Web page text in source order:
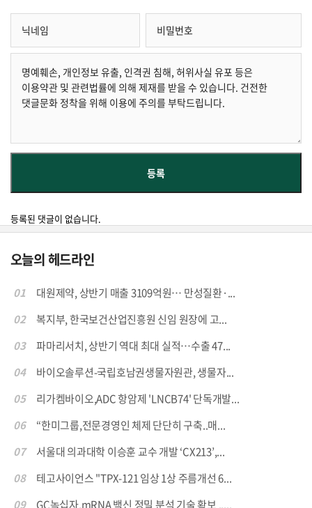
등록된 댓글이 없습니다.
오늘의 헤드라인
01
대원제약, 상반기 매출 3109억원… 만성질환·...
02
복지부, 한국보건산업진흥원 신임 원장에 고...
03
파마리서치, 상반기 역대 최대 실적…수출 47...
04
바이오솔루션-국립호남권생물자원관, 생물자...
05
리가켐바이오,ADC 항암제 'LNCB74' 단독개발...
06
“한미그룹,전문경영인 체제 단단히 구축..매...
07
서울대 의과대학 이승훈 교수 개발 ‘CX213’,...
08
테고사이언스 "TPX-121 임상 1상 주름개선 6...
09
GC녹십자,mRNA 백신 정밀 분석 기술 확보 .....